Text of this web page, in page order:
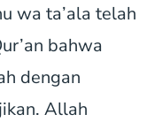
wa ta’ala telah
bahwa
dengan
Allah